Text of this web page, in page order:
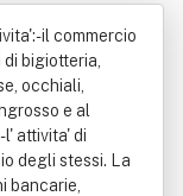
il commercio
bigiotteria,
occhiali,
e al
l' attivita' di
degli stessi. La
bancarie,